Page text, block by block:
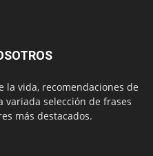
la vida, recomendaciones de
variada selección de frases
más destacados.